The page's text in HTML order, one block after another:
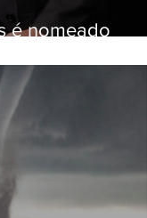
é nomeado